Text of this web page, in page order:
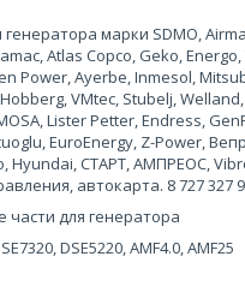
марки SDMO,
Atlas Copco, Geko,
Power, Ayerbe, Inmesol,
Hobberg, VMtec, Stubelj,
Lister Petter, Endress,
EuroEnergy, Z-Power,
Hyundai, СТАРТ, АМПРЕОС,
автокарта. 8 727 327
для генератора
DSE5220, AMF4.0, AMF25